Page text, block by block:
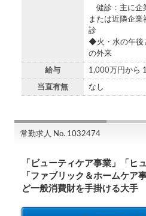
健診：主に企
または近隣企
診
◆火・水の午後
の外来
給与 1,000万円から
当直有無 なし
常勤求人 No. 1032474
「ビューティケア事業」「ヒ
「ファブリック＆ホームケア
ど一般消費財を手掛ける大手